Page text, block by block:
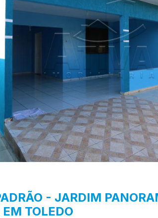
- JARDIM
TOLEDO